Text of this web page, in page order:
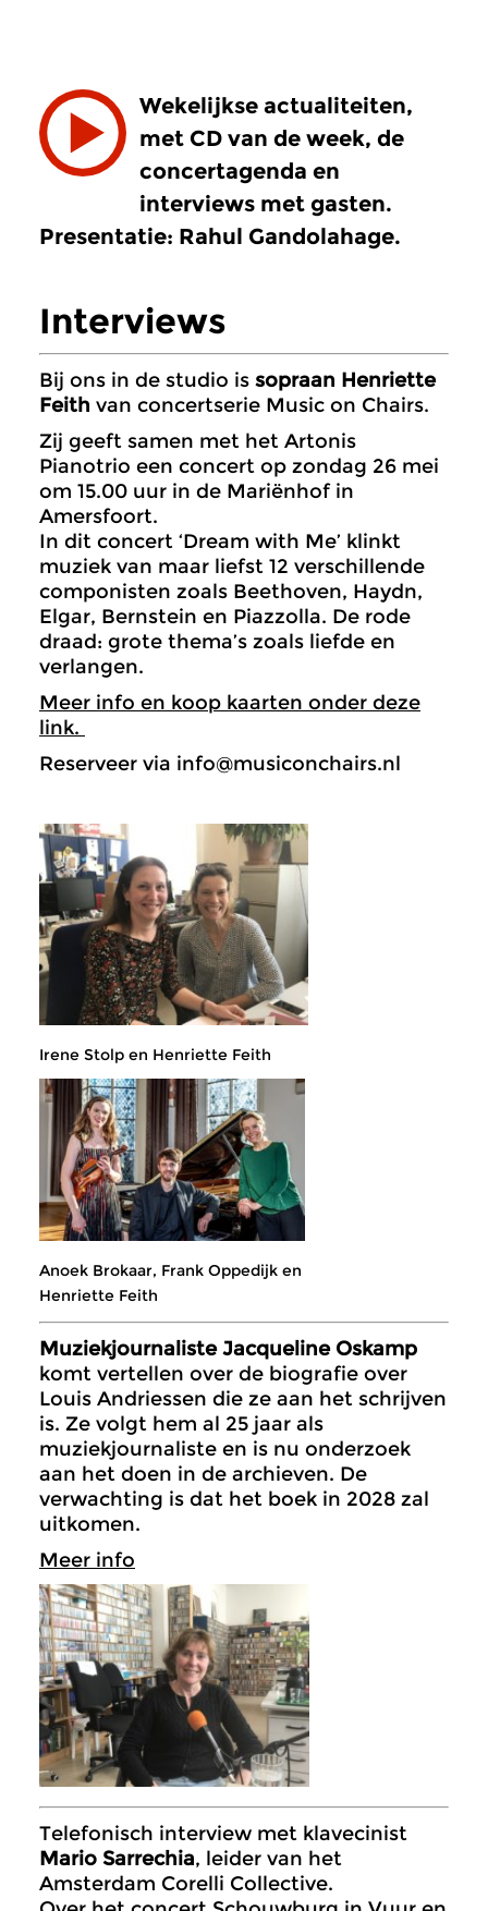
Wekelijkse actualiteiten,
met CD van de week, de
concertagenda en
interviews met gasten.
Presentatie: Rahul Gandolahage.
Interviews
Bij ons in de studio is sopraan Henriette
Feith van concertserie Music on Chairs.
Zij geeft samen met het Artonis
Pianotrio een concert op zondag 26 mei
om 15.00 uur in de Mariënhof in
Amersfoort.
In dit concert ‘Dream with Me’ klinkt
muziek van maar liefst 12 verschillende
componisten zoals Beethoven, Haydn,
Elgar, Bernstein en Piazzolla. De rode
draad: grote thema’s zoals liefde en
verlangen.
Meer info en koop kaarten onder deze
link.
Reserveer via info@musiconchairs.nl
Irene Stolp en Henriette Feith
Anoek Brokaar, Frank Oppedijk en
Henriette Feith
Muziekjournaliste Jacqueline Oskamp
komt vertellen over de biografie over
Louis Andriessen die ze aan het schrijven
is. Ze volgt hem al 25 jaar als
muziekjournaliste en is nu onderzoek
aan het doen in de archieven. De
verwachting is dat het boek in 2028 zal
uitkomen.
Meer info
Telefonisch interview met klavecinist
Mario Sarrechia, leider van het
Amsterdam Corelli Collective.